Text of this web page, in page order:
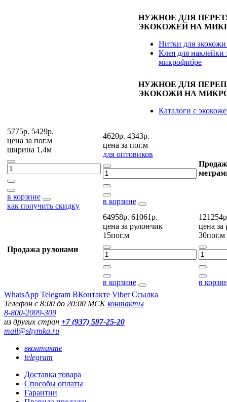
НУЖНОЕ ДЛЯ
ЭКОКОЖЕЙ НА
Нитки для
Клея для наклейки
микрофибре
НУЖНОЕ ДЛЯ
ЭКОКОЖИ НА
Каталоги с
5775р. 5429р.
цена за пог.м
ширина 1,4м
в корзине
как получить скидку
4620р. 4343р.
цена за пог.м
для оптовиков
в корзине
Продажа рулонами
64958р. 61061р.
цена за рулончик
15пог.м
в корзине
цена за
30пог.м
в
WhatsApp Telegram ВКонтакте Viber Ссылка
Телефон с 8:00 до 20:00 МСКконтакты
8-800-2009-309
из других стран +7 (937) 597-25-20
mail@shymka.ru
вконтакте
telegram
Доставка товара
Способы оплаты
Гарантии